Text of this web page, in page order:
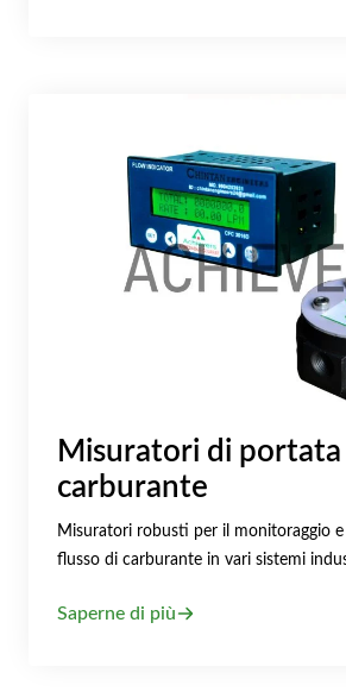
Misuratori di portata
carburante
Misuratori robusti per il monitoraggio
flusso di carburante in vari sistemi
Saperne di più